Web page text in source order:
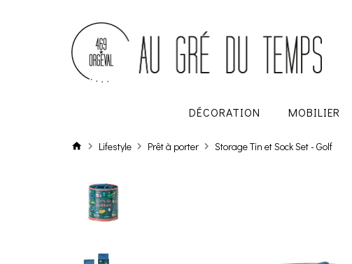
DÉCORATION MOBILIER
Lifestyle Prêt à porter Storage Tin et Sock Set - Golf